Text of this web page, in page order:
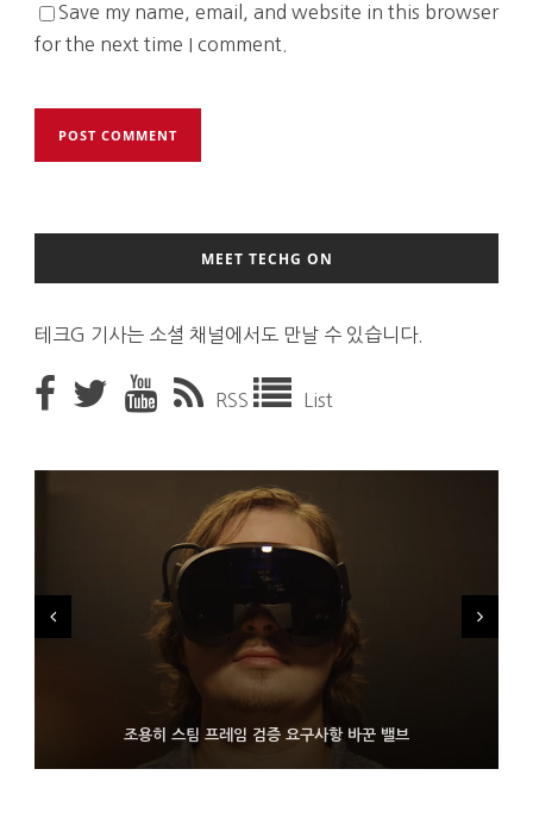
Save my name, email, and website in this browser
for the next time I comment.
MEET TECHG ON
테크G 기사는 소셜 채널에서도 만날 수 있습니다.
RSS List
조용히 스팀 프레임 검증 요구사항 바꾼 밸브
9월 4일부터 서비스 접는 안드로이드 장치용 구글 어시스턴트
FMS 2026서 차세대 3D 메모리 ZHBM·ZNAND-O 모형 처음 선
보인 삼성전자